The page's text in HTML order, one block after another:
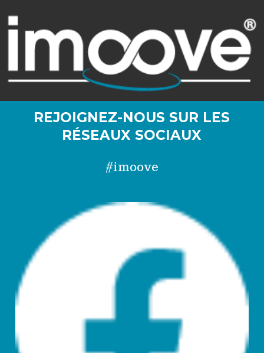
REJOIGNEZ-NOUS SUR LES
RÉSEAUX SOCIAUX
#imoove